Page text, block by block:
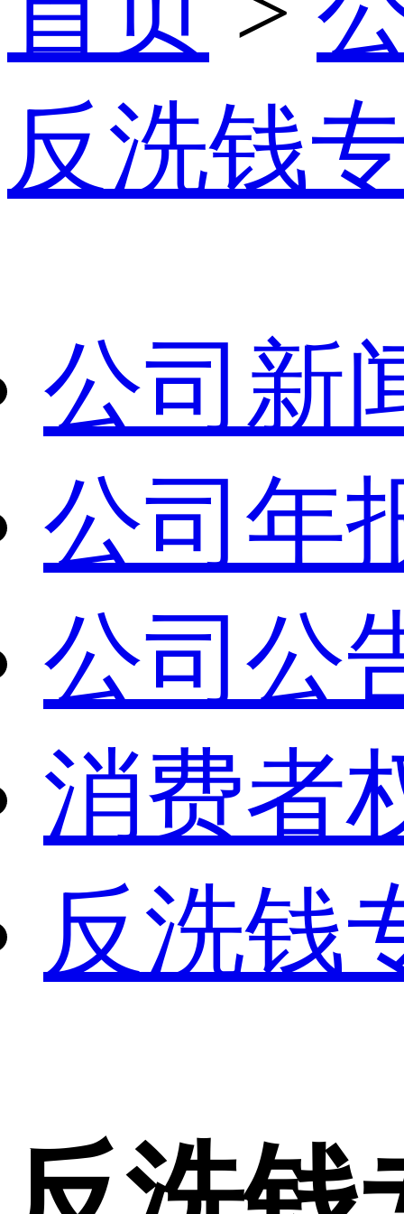
反洗钱
公司新
公司年
公司公
消费者
反洗钱